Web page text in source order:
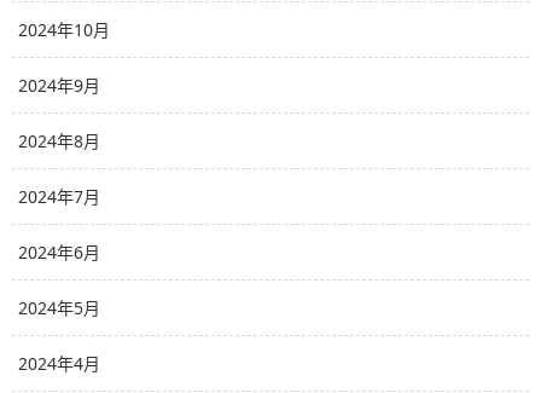
2024年10月
2024年9月
2024年8月
2024年7月
2024年6月
2024年5月
2024年4月